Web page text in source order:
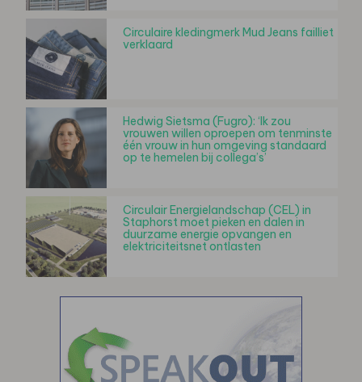
Circulaire kledingmerk Mud Jeans failliet
verklaard
Hedwig Sietsma (Fugro): ‘Ik zou
vrouwen willen oproepen om tenminste
één vrouw in hun omgeving standaard
op te hemelen bij collega’s’
Circulair Energielandschap (CEL) in
Staphorst moet pieken en dalen in
duurzame energie opvangen en
elektriciteitsnet ontlasten